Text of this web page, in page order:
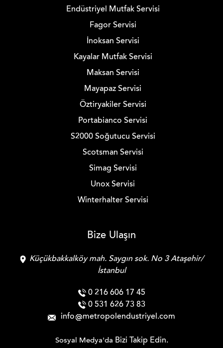
Endüstriyel Mutfak Servisi
Fagor Servisi
İnoksan Servisi
Kayalar Mutfak Servisi
Maksan Servisi
Mayapaz Servisi
Öztiryakiler Servisi
Portabianco Servisi
S2000 Soğutucu Servisi
Scotsman Servisi
Simag Servisi
Unox Servisi
Winterhalter Servisi
Bize Ulaşın
Küçükbakkalköy mah. Saygın sok. No 3 Ataşehir/
İstanbul
0 216 606 17 45
0 531 626 73 83
info
metropolendustriyel.com
Sosyal Medya'da Bizi Takip Edin.